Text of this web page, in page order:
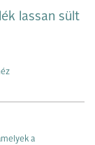
lassan sült
a